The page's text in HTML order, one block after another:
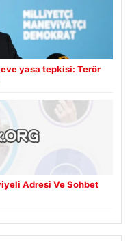
yasa tepkisi: Terör
Adresi Ve Sohbet